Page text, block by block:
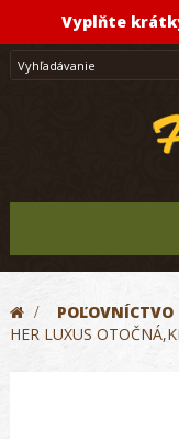
Vyplňte
> POĽOVNÍCTVO
HER LUXUS